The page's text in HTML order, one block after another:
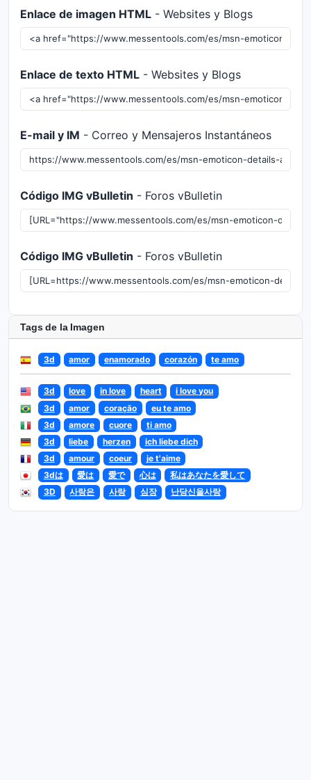
Enlace de imagen HTML - Websites y Blogs
Enlace de texto HTML - Websites y Blogs
E-mail y IM - Correo y Mensajeros Instantáneos
Código IMG vBulletin - Foros vBulletin
Código IMG vBulletin - Foros vBulletin
Tags de la Imagen
3d amor enamorado corazón te amo
3d love in love heart
i love you
3d
amor coração
eu te amo
3d
amore cuore
ti amo
3d
liebe herzen
ich liebe dich
3d
amour coeur
je t'aime
3dは
愛は 愛で 心は
私はあなたを愛して
3D
사랑은 사랑 심장 난당신을사랑